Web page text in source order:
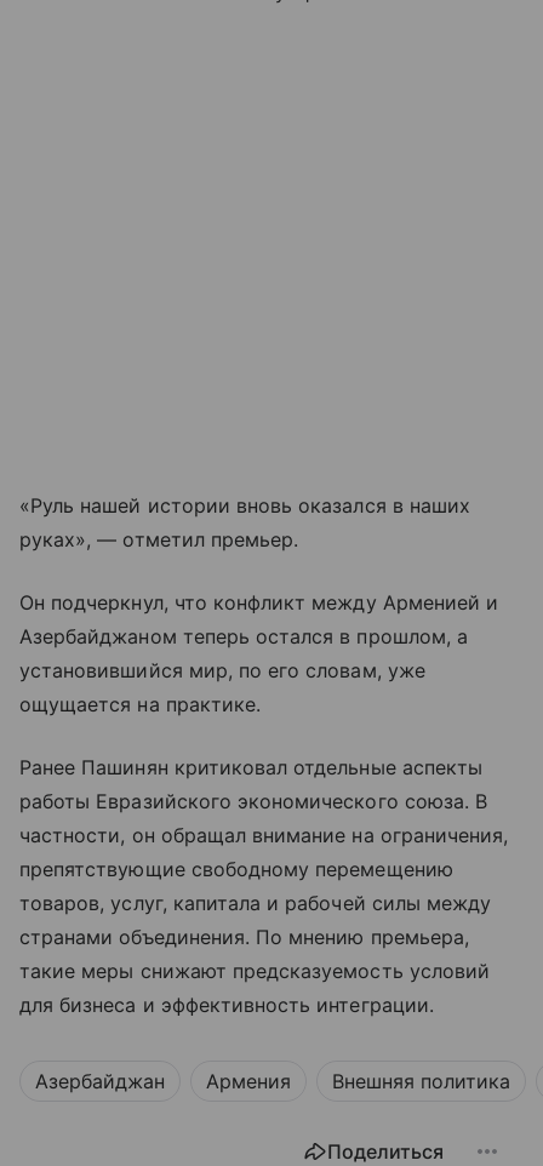
«Руль нашей истории вновь оказался в наших
руках», — отметил премьер.
Он подчеркнул, что конфликт между Арменией и
Азербайджаном теперь остался в прошлом, а
установившийся мир, по его словам, уже
ощущается на практике.
Ранее Пашинян критиковал отдельные аспекты
работы Евразийского экономического союза. В
частности, он обращал внимание на ограничения,
препятствующие свободному перемещению
товаров, услуг, капитала и рабочей силы между
странами объединения. По мнению премьера,
такие меры снижают предсказуемость условий
для бизнеса и эффективность интеграции.
Азербайджан Армения Внешняя политика
Поделиться